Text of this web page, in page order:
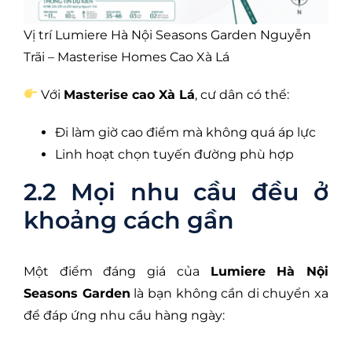
Vị trí Lumiere Hà Nội Seasons Garden Nguyễn
Trãi – Masterise Homes Cao Xà Lá
Với Masterise cao Xà Lá, cư dân có thể:
Đi làm giờ cao điểm mà không quá áp lực
Linh hoạt chọn tuyến đường phù hợp
2.2 Mọi nhu cầu đều ở
khoảng cách gần
Một điểm đáng giá của Lumiere Hà Nội
Seasons Garden là bạn không cần di chuyển xa
để đáp ứng nhu cầu hàng ngày: